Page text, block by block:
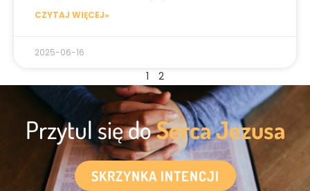
CZYTAJ WIĘCEJ»
2025-06-16
1 2
Przytul się doSerca Jezusa
SKRZYNKA INTENCJI